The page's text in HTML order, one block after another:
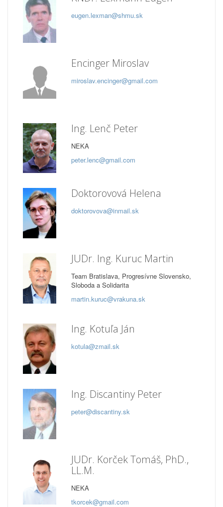
eugen.lexman@shmu.sk
Encinger Miroslav
miroslav.encinger@gmail.com
Ing. Lenč Peter
NEKA
peter.lenc@gmail.com
Doktorovová Helena
doktorovova@inmail.sk
JUDr. Ing. Kuruc Martin
Team Bratislava, Progresívne Slovensko,
Sloboda a Solidarita
martin.kuruc@vrakuna.sk
Ing. Kotuľa Ján
kotula@zmail.sk
Ing. Discantiny Peter
peter@discantiny.sk
JUDr. Korček Tomáš, PhD.,
LL.M.
NEKA
tkorcek@gmail.com